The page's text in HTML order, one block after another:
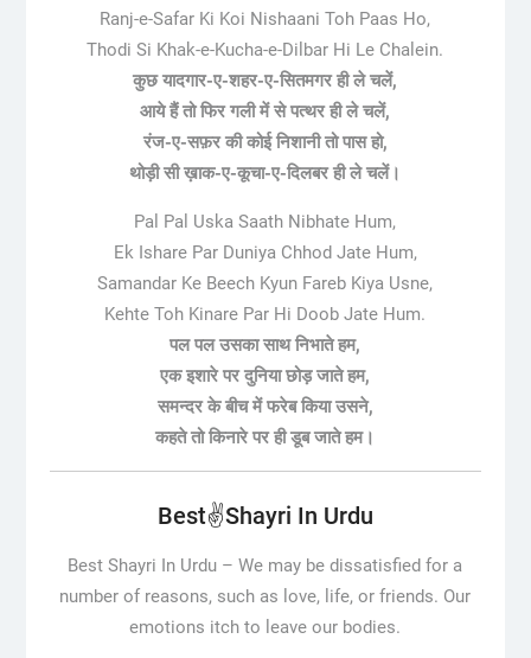
Ranj-e-Safar Ki Koi Nishaani Toh Paas Ho,
Thodi Si Khak-e-Kucha-e-Dilbar Hi Le Chalein.
कुछ यादगार-ए-शहर-ए-सितमगर ही ले चलें,
आये हैं तो फिर गली में से पत्थर ही ले चलें,
रंज-ए-सफ़र की कोई निशानी तो पास हो,
थोड़ी सी ख़ाक-ए-कूचा-ए-दिलबर ही ले चलें।
Pal Pal Uska Saath Nibhate Hum,
Ek Ishare Par Duniya Chhod Jate Hum,
Samandar Ke Beech Kyun Fareb Kiya Usne,
Kehte Toh Kinare Par Hi Doob Jate Hum.
पल पल उसका साथ निभाते हम,
एक इशारे पर दुनिया छोड़ जाते हम,
समन्दर के बीच में फरेब किया उसने,
कहते तो किनारे पर ही डूब जाते हम।
Best✌️Shayri In Urdu
Best Shayri In Urdu –We may be dissatisfied for a
number of reasons, such as love, life, or friends. Our
emotions itch to leave our bodies.